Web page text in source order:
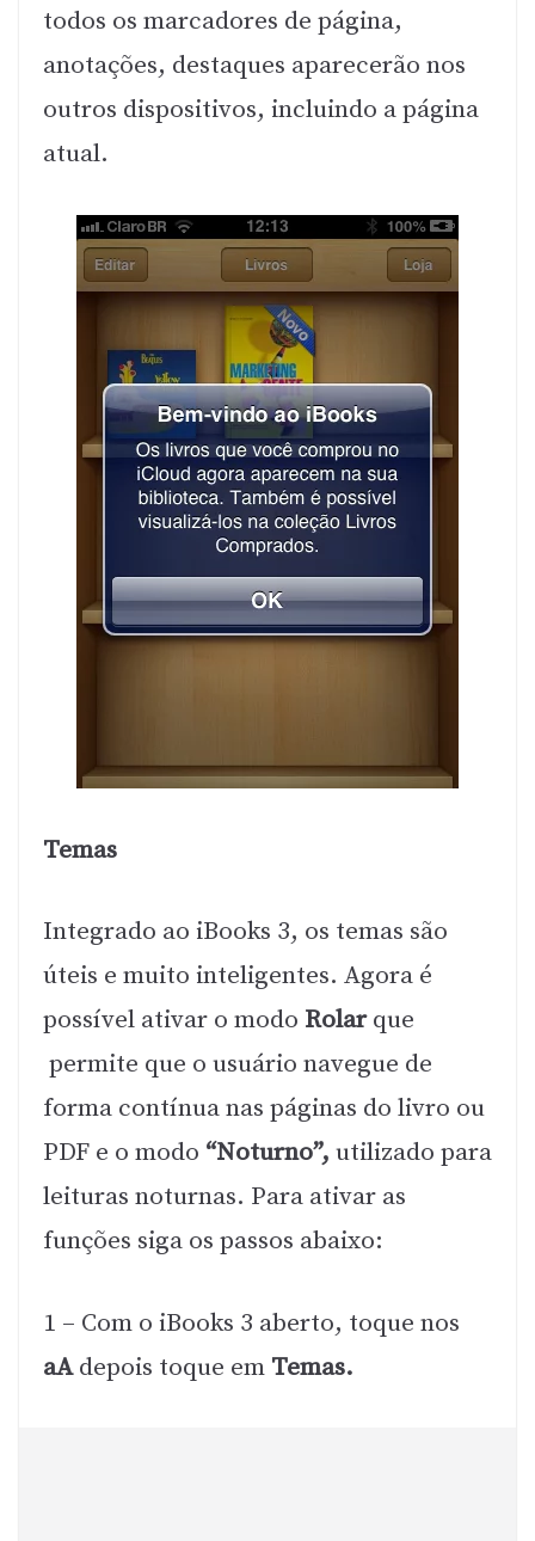
todos os marcadores de página,
anotações, destaques aparecerão nos
outros dispositivos, incluindo a página
atual.
Temas
Integrado ao iBooks 3, os temas são
úteis e muito inteligentes. Agora é
possível ativar o modo Rolarque
permite que o usuário navegue de
forma contínua nas páginas do livro ou
PDF e o modo “Noturno”, utilizado para
leituras noturnas. Para ativar as
funções siga os passos abaixo:
1 – Com o iBooks 3 aberto, toque nos
aAdepois toque em Temas.